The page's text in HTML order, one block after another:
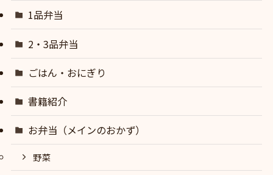
1品弁当
2・3品弁当
ごはん・おにぎり
書籍紹介
お弁当（メインのおかず）
野菜